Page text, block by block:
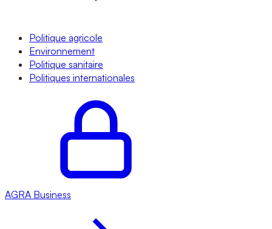
Politique agricole
Environnement
Politique sanitaire
Politiques internationales
AGRA Business